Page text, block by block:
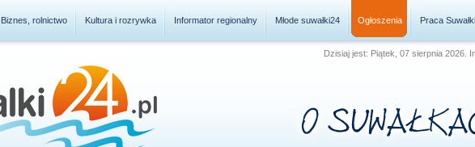
Biznes, rolnictwo Kultura i rozrywka Informator regionalny Młode suwałki24 Ogłoszenia Praca Suwałki
Dzisiaj jest: Piątek, 07 sierpnia 2026.